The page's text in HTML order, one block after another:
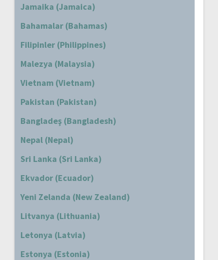
Jamaika (Jamaica)
Bahamalar (Bahamas)
Filipinler (Philippines)
Malezya (Malaysia)
Vietnam (Vietnam)
Pakistan (Pakistan)
Bangladeş (Bangladesh)
Nepal (Nepal)
Sri Lanka (Sri Lanka)
Ekvador (Ecuador)
Yeni Zelanda (New Zealand)
Litvanya (Lithuania)
Letonya (Latvia)
Estonya (Estonia)